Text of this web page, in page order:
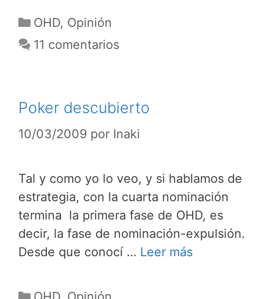
Categorías
OHD, Opinión
11 comentarios
Poker descubierto
10/03/2009 por Inaki
Tal y como yo lo veo, y si hablamos de
estrategia, con la cuarta nominación
termina la primera fase de OHD, es
decir, la fase de nominación-expulsión.
Desde que conocí … Leer más
Categorías